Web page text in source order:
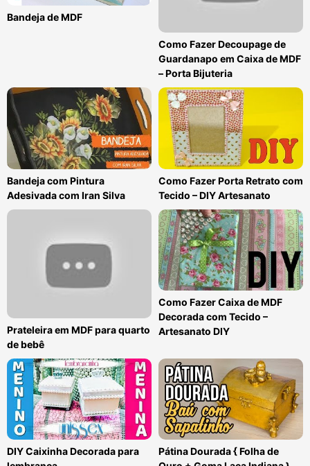
Bandeja de MDF
Como Fazer Decoupage de
Guardanapo em Caixa de MDF
– Porta Bijuteria
Bandeja com Pintura
Adesivada com Iran Silva
Como Fazer Porta Retrato com
Tecido – DIY Artesanato
Prateleira em MDF para quarto
de bebê
Como Fazer Caixa de MDF
Decorada com Tecido –
Artesanato DIY
DIY Caixinha Decorada para
Pátina Dourada { Folha de